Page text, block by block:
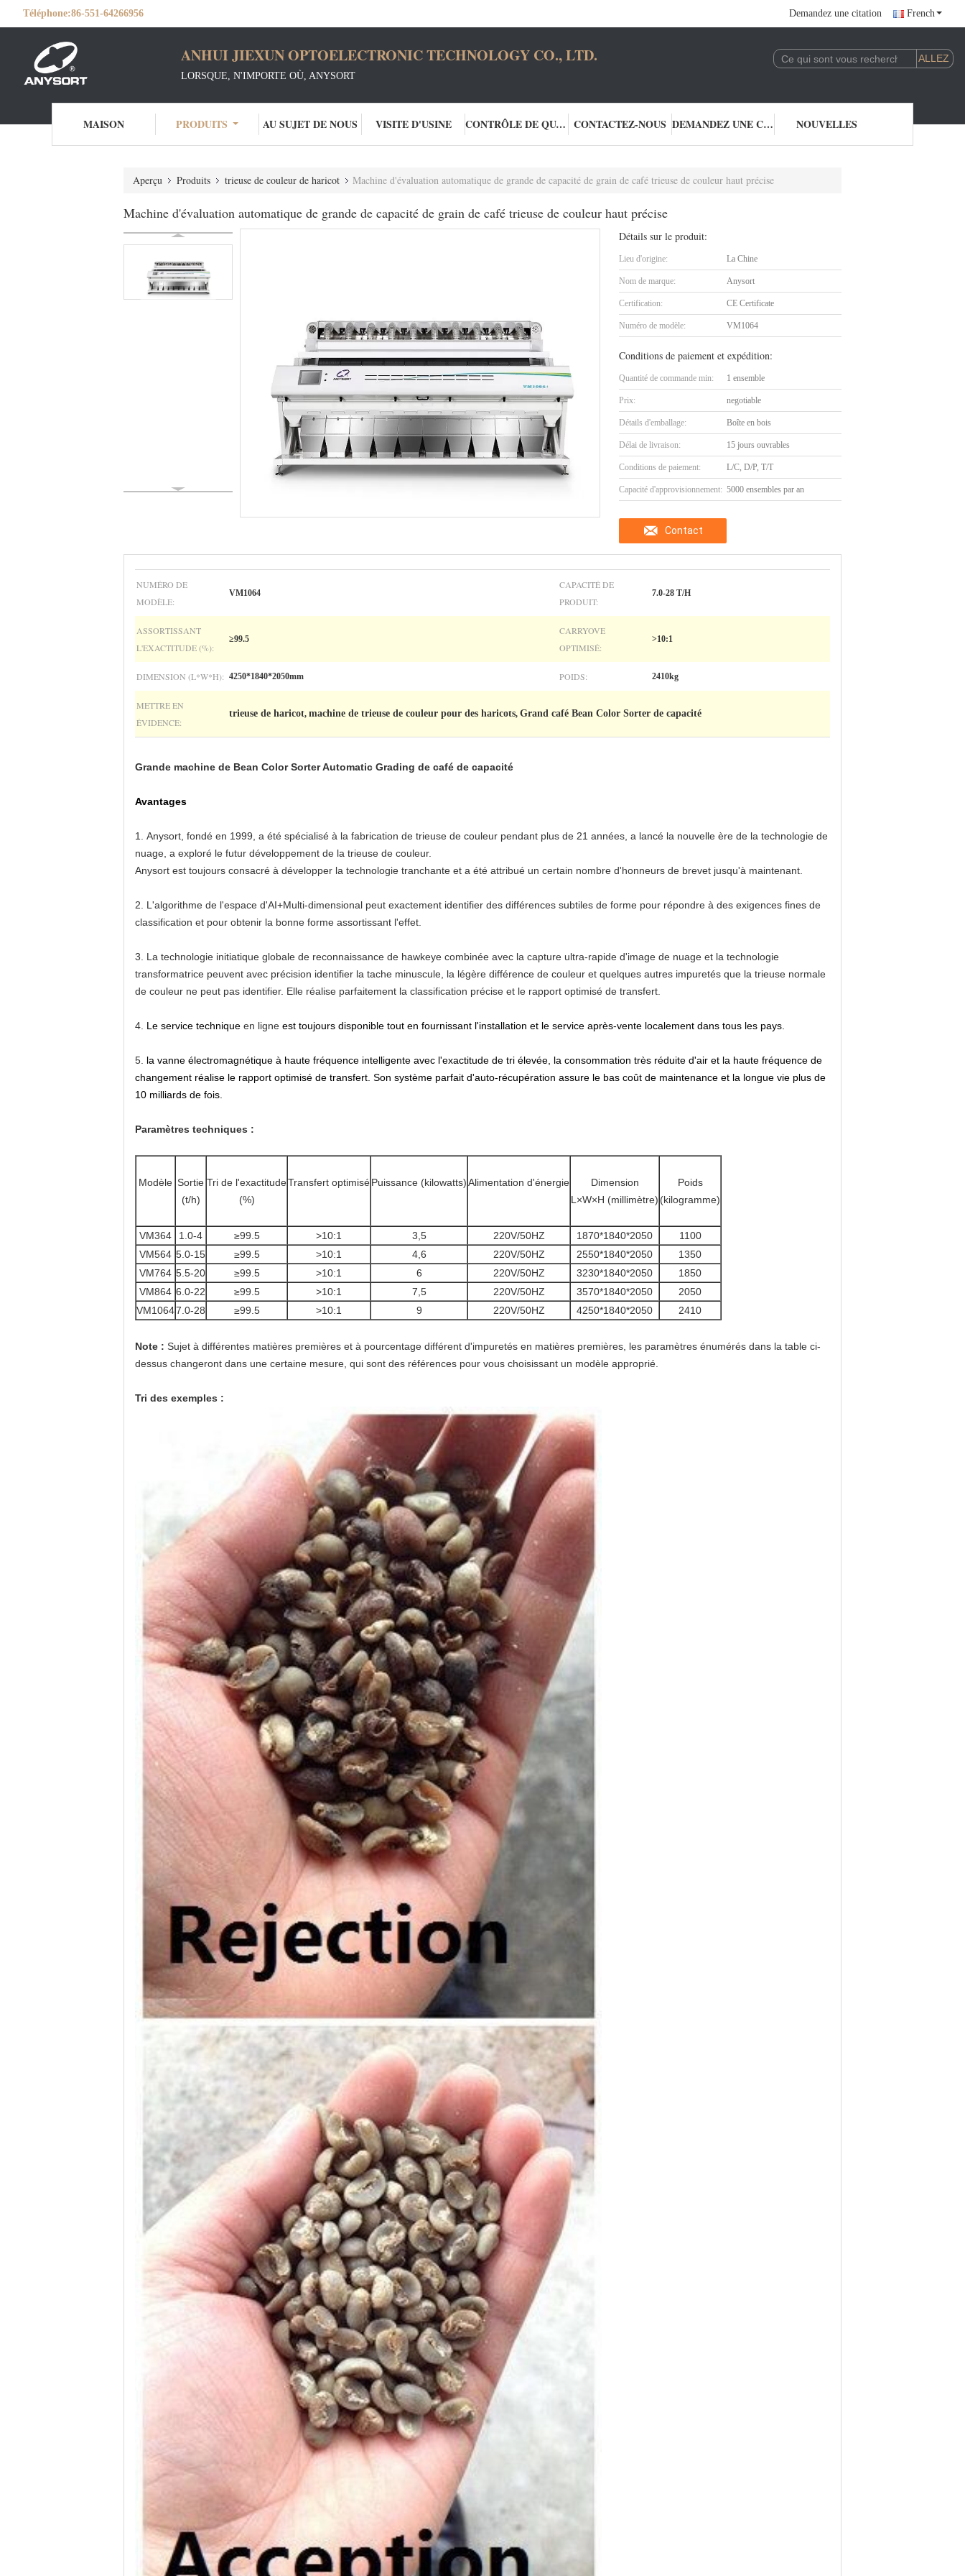
Téléphone:86-551-64266956 Demandez une citation French
ANHUI JIEXUN OPTOELECTRONIC TECHNOLOGY CO., LTD.
LORSQUE, N'IMPORTE OÙ, ANYSORT
MAISON PRODUITS AU SUJET DE NOUS VISITE D'USINE CONTRÔLE DE QUALITÉ CONTACTEZ-NOUS DEMANDEZ UNE CITATION NOUVELLES
Aperçu Produits trieuse de couleur de haricot Machine d'évaluation automatique de grande de capacité de grain de café trieuse de couleur haut précise
Machine d'évaluation automatique de grande de capacité de grain de café trieuse de couleur haut précise
Détails sur le produit:
Lieu d'origine: La Chine
Nom de marque: Anysort
Certification: CE Certificate
Numéro de modèle: VM1064
Conditions de paiement et expédition:
Quantité de commande min: 1 ensemble
Prix: negotiable
Détails d'emballage: Boîte en bois
Délai de livraison: 15 jours ouvrables
Conditions de paiement: L/C, D/P, T/T
Capacité d'approvisionnement: 5000 ensembles par an
Contact
NUMÉRO DE
MODÈLE:
VM1064
CAPACITÉ DE
PRODUIT:
7.0-28 T/H
ASSORTISSANT
L'EXACTITUDE (%):
≥99.5
CARRYOVE
OPTIMISÉ:
>10:1
DIMENSION (L*W*H): 4250*1840*2050mm POIDS: 2410kg
METTRE EN
ÉVIDENCE:
trieuse de haricot, machine de trieuse de couleur pour des haricots, Grand café Bean Color Sorter de capacité
Grande machine de Bean Color Sorter Automatic Grading de café de capacité
Avantages
1. Anysort, fondé en 1999, a été spécialisé à la fabrication de trieuse de couleur pendant plus de 21 années, a lancé la nouvelle ère de la technologie de
nuage, a exploré le futur développement de la trieuse de couleur.
Anysort est toujours consacré à développer la technologie tranchante et a été attribué un certain nombre d'honneurs de brevet jusqu'à maintenant.
2. L'algorithme de l'espace d'AI+Multi-dimensional peut exactement identifier des différences subtiles de forme pour répondre à des exigences fines de
classification et pour obtenir la bonne forme assortissant l'effet.
3. La technologie initiatique globale de reconnaissance de hawkeye combinée avec la capture ultra-rapide d'image de nuage et la technologie
transformatrice peuvent avec précision identifier la tache minuscule, la légère différence de couleur et quelques autres impuretés que la trieuse normale
de couleur ne peut pas identifier. Elle réalise parfaitement la classification précise et le rapport optimisé de transfert.
4. Le service technique en ligne est toujours disponible tout en fournissant l'installation et le service après-vente localement dans tous les pays.
5. la vanne électromagnétique à haute fréquence intelligente avec l'exactitude de tri élevée, la consommation très réduite d'air et la haute fréquence de
changement réalise le rapport optimisé de transfert. Son système parfait d'auto-récupération assure le bas coût de maintenance et la longue vie plus de
10 milliards de fois.
Paramètres techniques :
Modèle Sortie
(t/h)
Tri de l'exactitude
(%)
Transfert optimiséPuissance (kilowatts)Alimentation d'énergie
Dimension
L×W×H (millimètre)
Poids
(kilogramme)
VM364 1.0-4 ≥99.5 >10:1 3,5 220V/50HZ 1870*1840*2050
1100
VM564 5.0-15 ≥99.5 >10:1 4,6 220V/50HZ 2550*1840*2050
1350
VM764 5.5-20 ≥99.5 >10:1 6 220V/50HZ 3230*1840*2050
1850
VM864 6.0-22 ≥99.5 >10:1 7,5 220V/50HZ 3570*1840*2050
2050
VM10647.0-28 ≥99.5 >10:1 9 220V/50HZ 4250*1840*2050 2410
Note : Sujet à différentes matières premières et à pourcentage différent d'impuretés en matières premières, les paramètres énumérés dans la table ci-
dessus changeront dans une certaine mesure, qui sont des références pour vous choisissant un modèle approprié.
Tri des exemples :